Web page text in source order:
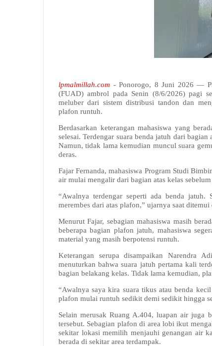
lpmalmillah.com - Ponorogo, 8 Juni 2026 —
(FUAD) ambrol pada Senin (8/6/2026) pagi
meluber dari sistem distribusi tandon dan
plafon runtuh.
Berdasarkan keterangan mahasiswa yang
selesai. Terdengar suara benda jatuh dari
Namun, tidak lama kemudian muncul suara
deras.
Fajar Fernanda, mahasiswa Program Studi
air mulai mengalir dari bagian atas kelas
“Awalnya terdengar seperti ada benda
merembes dari atas plafon,” ujarnya saat
Menurut Fajar, sebagian mahasiswa masih
beberapa bagian plafon jatuh, mahasiswa
material yang masih berpotensi runtuh.
Keterangan serupa disampaikan Narendra
menuturkan bahwa suara jatuh pertama kali
bagian belakang kelas. Tidak lama kemudian,
“Awalnya saya kira suara tikus atau benda
plafon mulai runtuh sedikit demi sedikit hingga
Selain merusak Ruang A.404, luapan air juga
tersebut. Sebagian plafon di area lobi ikut
sekitar lokasi memilih menjauhi genangan air
berada di sekitar area terdampak.